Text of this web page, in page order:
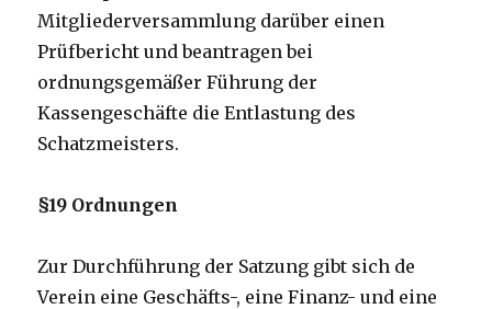
Mitgliederversammlung darüber einen
Prüfbericht und beantragen bei
ordnungsgemäßer Führung der
Kassengeschäfte die Entlastung des
Schatzmeisters.
§19 Ordnungen
Zur Durchführung der Satzung gibt sich de
Verein eine Geschäfts-, eine Finanz- und eine